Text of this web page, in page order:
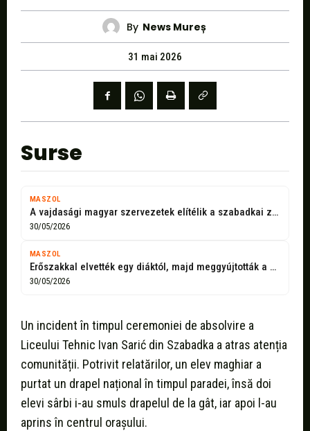
By News Mureș
31 mai 2026
Surse
MASZOL
A vajdasági magyar szervezetek elítélik a szabadkai zászlóégetést
30/05/2026
MASZOL
Erőszakkal elvették egy diáktól, majd meggyújtották a magyar zászlót Szabadka központjában
30/05/2026
Un incident în timpul ceremoniei de absolvire a
Liceului Tehnic Ivan Sarić din Szabadka a atras atenția
comunității. Potrivit relatărilor, un elev maghiar a
purtat un drapel național în timpul paradei, însă doi
elevi sârbi i-au smuls drapelul de la gât, iar apoi l-au
aprins în centrul orașului.